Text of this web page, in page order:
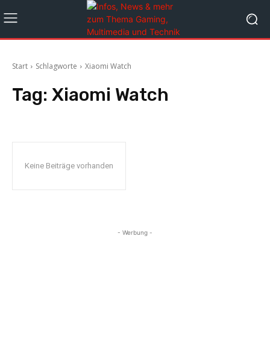
Start Schlagworte Xiaomi Watch
Tag: Xiaomi Watch
Keine Beiträge vorhanden
- Werbung -